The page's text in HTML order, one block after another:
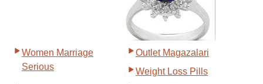
Women Marriage
Serious
Outlet Magazalari
Weight Loss Pills